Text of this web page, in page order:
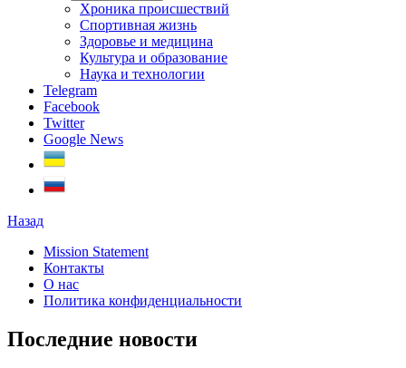
Хроника происшествий
Спортивная жизнь
Здоровье и медицина
Культура и образование
Наука и технологии
Telegram
Facebook
Twitter
Google News
Назад
Mission Statement
Контакты
О нас
Политика конфиденциальности
Последние новости